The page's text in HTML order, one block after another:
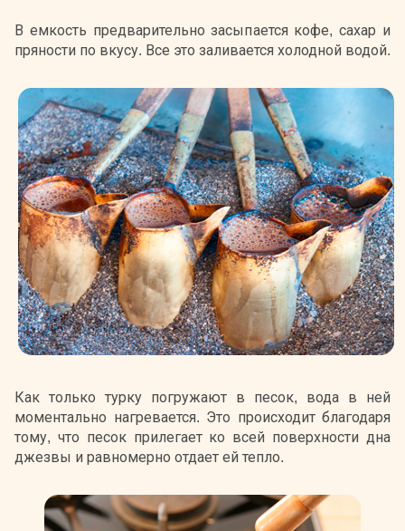
В емкость предварительно засыпается кофе, сахар и
пряности по вкусу. Все это заливается холодной водой.
Как только турку погружают в песок, вода в ней
моментально нагревается. Это происходит благодаря
тому, что песок прилегает ко всей поверхности дна
джезвы и равномерно отдает ей тепло.